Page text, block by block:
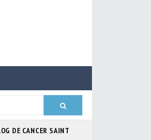
DE CANCER SAINT